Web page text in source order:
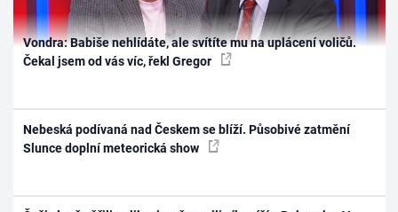
Vondra: Babiše nehlídáte, ale svítíte mu na uplácení voličů.
Čekal jsem od vás víc, řekl Gregor
Nebeská podívaná nad Českem se blíží. Působivé zatmění
Slunce doplní meteorická show